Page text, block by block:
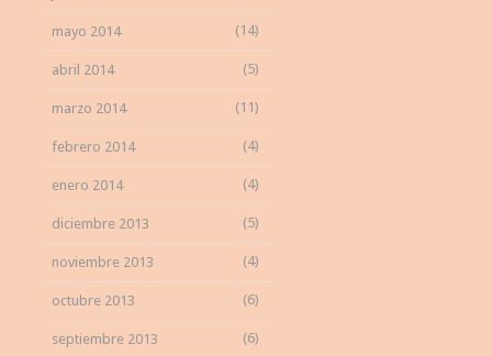
mayo 2014 (14)
abril 2014 (5)
marzo 2014 (11)
febrero 2014 (4)
enero 2014 (4)
diciembre 2013 (5)
noviembre 2013 (4)
octubre 2013 (6)
septiembre 2013 (6)